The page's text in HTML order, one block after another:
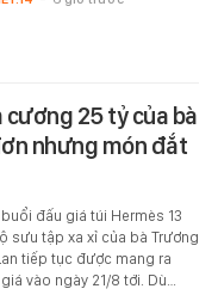
25 tỷ của bà
nhưng món đắt
buổi đấu giá túi Hermès 13
sưu tập xa xỉ của bà Trương
tiếp tục được mang ra
vào ngày 21/8 tới. Dù…